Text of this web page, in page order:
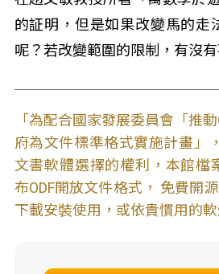
的証明，但是如果改變馬的走
呢？若改變範圍的限制，有沒有
「為配合國家發展委員會「推
府為文件標準格式實施計畫」
文書軟體選擇的權利，本館檔
布ODF開放文件格式， 免費開
下載安裝使用，或依貴慣用的軟